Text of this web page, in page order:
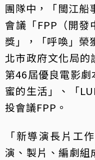
團隊中，「閩江船
會議「FPP（開發
獎」，「呼喚」榮
北市政府文化局
第46屆優良電影
蜜的生活」、「
投會議FPP。
「新導演長片工
演、製片、編劇組